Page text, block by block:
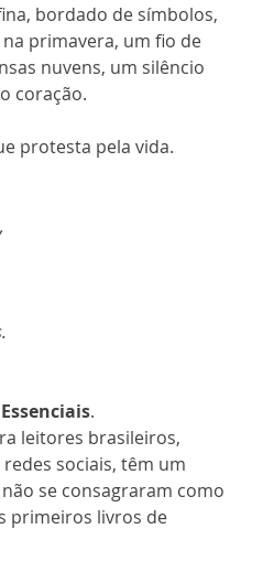
bordado de símbolos,
primavera, um fio de
nuvens, um silêncio
coração.
protesta pela vida.
.
leitores brasileiros,
sociais, têm um
se consagraram como
primeiros livros de